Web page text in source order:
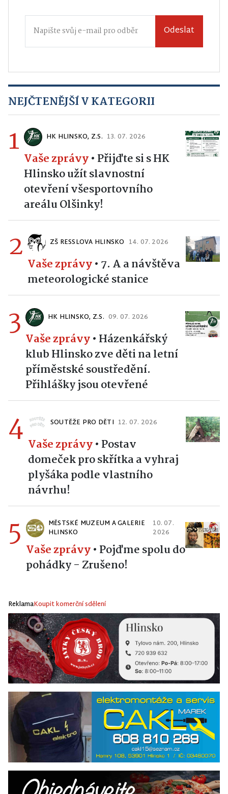
Odeslat
NEJČTENĚJŠÍ V KATEGORII
1 HK HLINSKO, Z.S. 13. 07. 2026
Vaše zprávy• Přijďte si s HK
Hlinsko užít slavnostní
otevření všesportovního
areálu Olšinky!
2 ZŠ RESSLOVA HLINSKO 14. 07. 2026
Vaše zprávy• 7. A a návštěva
meteorologické stanice
3 HK HLINSKO, Z.S. 09. 07. 2026
Vaše zprávy• Házenkářský
klub Hlinsko zve děti na letní
příměstské soustředění.
Přihlášky jsou otevřené
4 SOUTĚŽE PRO DĚTI 12. 07. 2026
Vaše zprávy• Postav
domeček pro skřítka a vyhraj
plyšáka podle vlastního
návrhu!
5
MĚSTSKÉ MUZEUM A GALERIE
HLINSKO
10. 07.
2026
Vaše zprávy• Pojďme spolu do
pohádky - Zrušeno!
ReklamaKoupit komerční sdělení